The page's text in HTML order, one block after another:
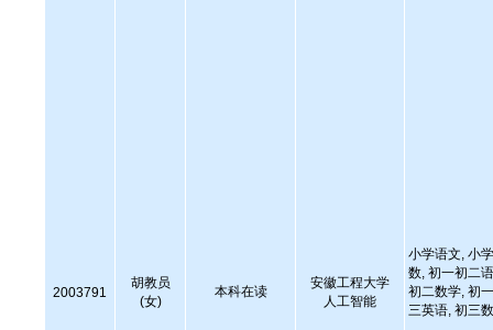
2003791
胡教员
(女)
本科在读
安徽工程大学
人工智能
小学语文, 小
数, 初一初二
初二数学, 初
三英语, 初三